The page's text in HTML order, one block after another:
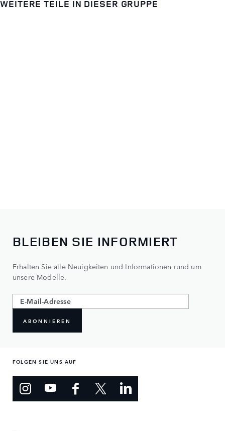
WEITERE TEILE IN DIESER GRUPPE
BLEIBEN SIE INFORMIERT
Erhalten Sie alle Neuigkeiten und Informationen rund um
unsere Modelle.
ABONNIEREN
FOLGEN SIE UNS AUF